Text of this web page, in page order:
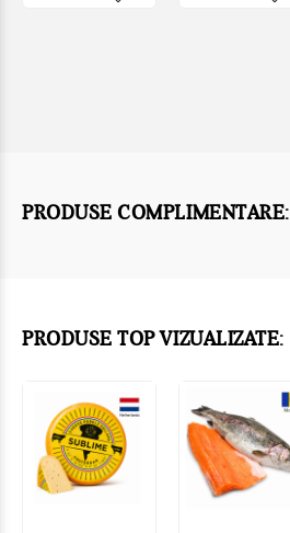
PRODUSE COMPLIMENTARE:
PRODUSE TOP VIZUALIZATE: